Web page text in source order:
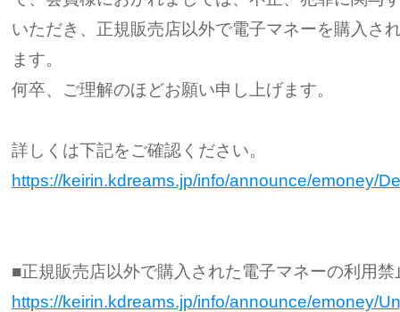
いただき、正規販売店以外で電子マネーを購入さ
ます。
何卒、ご理解のほどお願い申し上げます。
詳しくは下記をご確認ください。
https://keirin.kdreams.jp/info/announce/emoney/
■正規販売店以外で購入された電子マネーの利用
https://keirin.kdreams.jp/info/announce/emoney/